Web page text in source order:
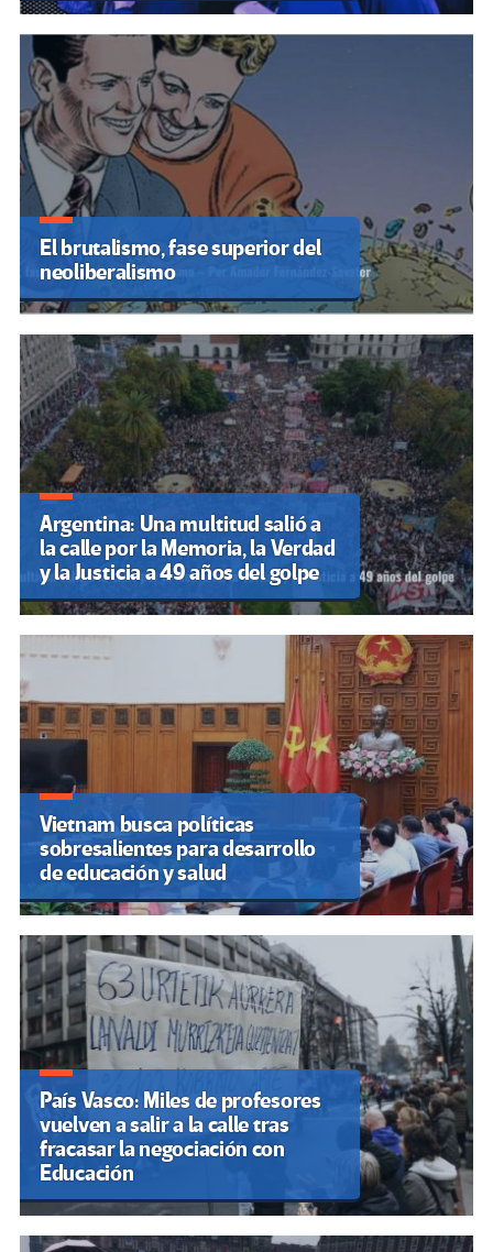
El brutalismo, fase superior del
neoliberalismo
Argentina: Una multitud salió a
la calle por la Memoria, la Verdad
y la Justicia a 49 años del golpe
Vietnam busca políticas
sobresalientes para desarrollo
de educación y salud
País Vasco: Miles de profesores
vuelven a salir a la calle tras
fracasar la negociación con
Educación